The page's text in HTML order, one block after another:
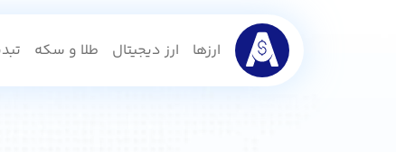
ارزها ارز دیجیتال طلا و سکه